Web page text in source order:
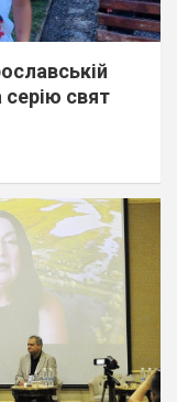
серію свят